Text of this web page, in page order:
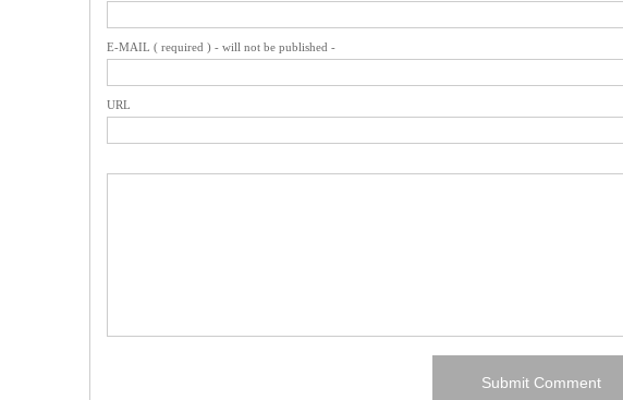
E-MAIL ( required ) - will not be published -
URL